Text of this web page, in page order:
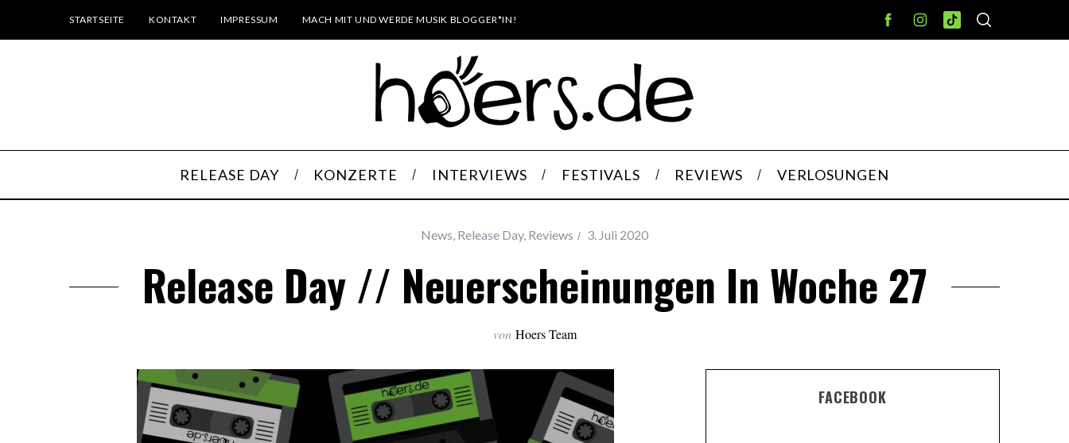
STARTSEITE KONTAKT IMPRESSUM MACH MIT UND WERDE MUSIK BLOGGER*IN!
RELEASE DAY KONZERTE INTERVIEWS FESTIVALS REVIEWS VERLOSUNGEN
News, Release Day, Reviews 3. Juli 2020
Release Day // Neuerscheinungen In Woche 27
von Hoers Team
FACEBOOK